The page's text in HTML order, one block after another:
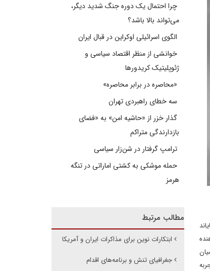
چرا احتمال یک دوره جنگ شدید دیگر،
می‌تواند بالا باشد؟
الگوی اسرائیلی اوکراین در قبال ایران
خوانشی از منظر اقتصاد سیاسی و
ژئوپلیتیک کریدورها
«محاصره در برابر محاصره»
سه خطای راهبردی تهران
گذار خزر از «حاشیه امن» به «فضای
بازدارندگی متراکم
ترامپ گرفتار در شن‌زار سیاسی
حمله موشکی به کشتی اماراتی در تنگه
هرمز
مطالب مرتبط
ابتکارات نوین برای مذاکرات ایران و آمریکا
جغرافیای تنش و برنامه‌های اقدام